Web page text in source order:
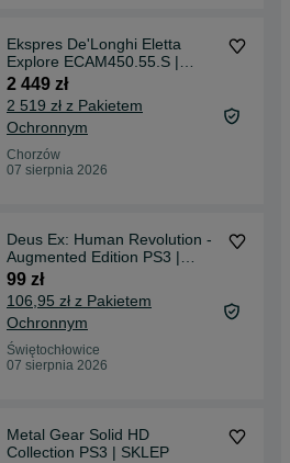
Ekspres De'Longhi Eletta
Explore ECAM450.55.S |
Nowy | Gwarancja | Sklep l
KURIER
2 449 zł
2 519 zł z Pakietem
Ochronnym
Chorzów
07 sierpnia 2026
Deus Ex: Human Revolution -
Augmented Edition PS3 |
SKLEP
99 zł
106,95 zł z Pakietem
Ochronnym
Świętochłowice
07 sierpnia 2026
Metal Gear Solid HD
Collection PS3 | SKLEP